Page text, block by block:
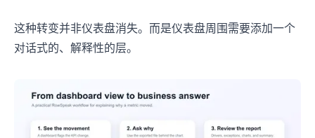
这种转变并非仪表盘消失。而是仪表盘周围需要添加一个
对话式的、解释性的层。